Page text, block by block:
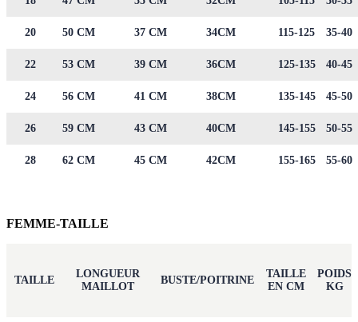
20 50 CM 37 CM 34CM 115-125 35-40
22 53 CM 39 CM 36CM 125-135 40-45
24 56 CM 41 CM 38CM 135-145 45-50
26 59 CM 43 CM 40CM 145-155 50-55
28 62 CM 45 CM 42CM 155-165 55-60
FEMME-TAILLE
TAILLE
LONGUEUR
MAILLOT
BUSTE/POITRINE
TAILLE
EN CM
POIDS
KG